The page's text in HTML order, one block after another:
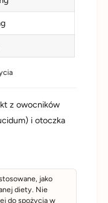
zapewnia pełne
składników
dodatków
barwników.
z owocników
i otoczka
jako
diety. Nie
do spożycia w